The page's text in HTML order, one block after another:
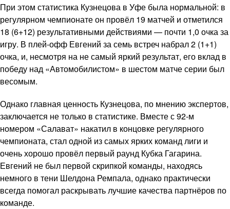
При этом статистика Кузнецова в Уфе была нормальной: в
регулярном чемпионате он провёл 19 матчей и отметился
18 (6+12) результативными действиями — почти 1,0 очка за
игру. В плей-офф Евгений за семь встреч набрал 2 (1+1)
очка, и, несмотря на не самый яркий результат, его вклад в
победу над «Автомобилистом» в шестом матче серии был
весомым.
Однако главная ценность Кузнецова, по мнению экспертов,
заключается не только в статистике. Вместе с 92-м
номером «Салават» накатил в концовке регулярного
чемпионата, стал одной из самых ярких команд лиги и
очень хорошо провёл первый раунд Кубка Гагарина.
Евгений не был первой скрипкой команды, находясь
немного в тени Шелдона Ремпала, однако практически
всегда помогал раскрывать лучшие качества партнёров по
команде.